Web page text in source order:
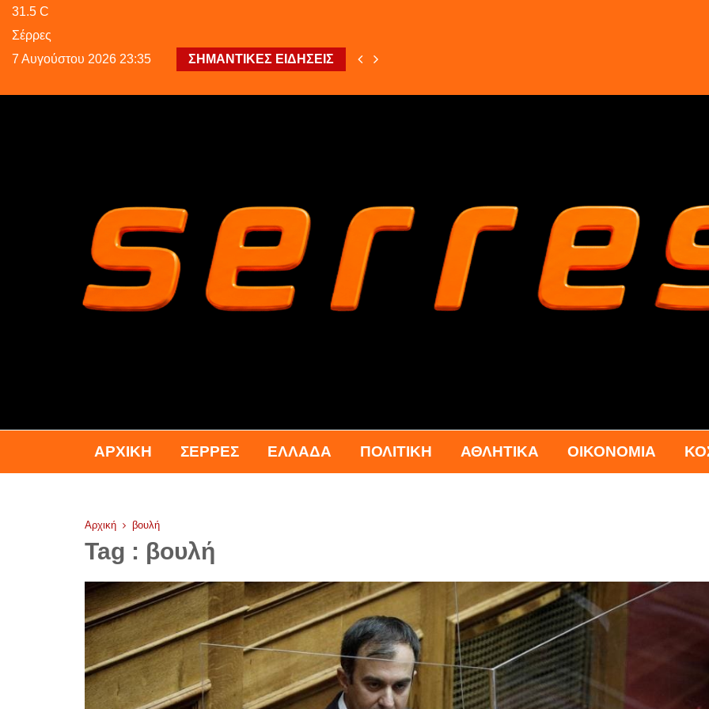
31.5 C
Σέρρες
7 Αυγούστου 2026 23:35
ΣΗΜΑΝΤΙΚΕΣ ΕΙΔΗΣΕΙΣ
ΑΡΧΙΚΉ ΣΕΡΡΕΣ ΕΛΛΑΔΑ ΠΟΛΙΤΙΚΗ ΑΘΛΗΤΙΚΑ ΟΙΚΟΝΟΜΙΑ
Αρχική βουλή
Tag : βουλή